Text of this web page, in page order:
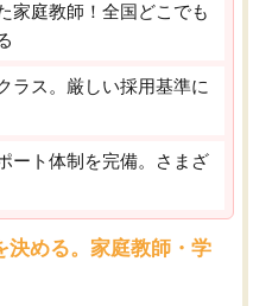
家庭教師！全国どこでも
ラス。厳しい採用基準に
ート体制を完備。さまざ
決める。家庭教師・学